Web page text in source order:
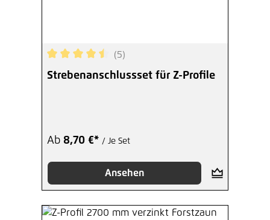
Durchschnittliche Bewertung von 4.6 von 5
(5)
Strebenanschlussset für Z-Profile
Ab 8,70 €* / Je Set
Ansehen